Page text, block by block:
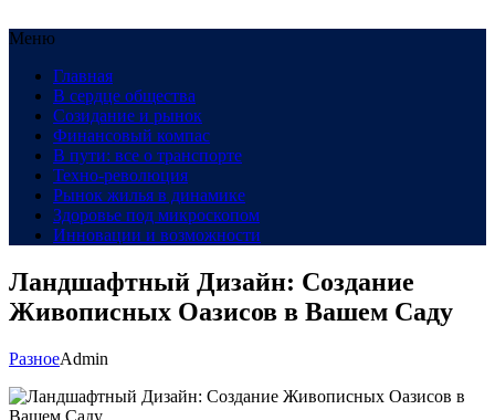
Меню
Главная
В сердце общества
Созидание и рынок
Финансовый компас
В пути: все о транспорте
Техно-революция
Рынок жилья в динамике
Здоровье под микроскопом
Инновации и возможности
Ландшафтный Дизайн: Создание
Живописных Оазисов в Вашем Саду
РазноеAdmin